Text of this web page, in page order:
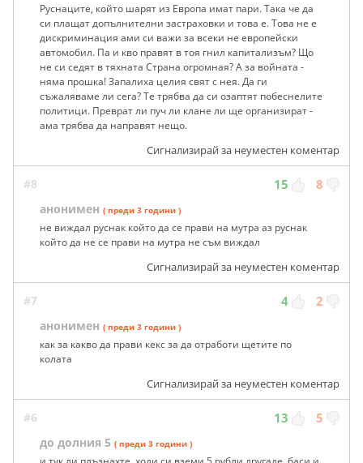
Руснаците, който шарят из Европа имат пари. Така че да
си плащат допълнителни застраховки и това е. Това не е
дискриминация ами си важи за всеки не европейски
автомобил. Па и кво правят в тоя гнил капитализъм? Що
не си седят в тяхната Страна огромная? А за войната -
няма прошка! Запалиха целия свят с нея. Да ги
съжаляваме ли сега? Те трябва да си озаптят побеснелите
политици. Преврат ли пуч ли клане ли ще организират -
ама трябва да направят нещо.
Сигнализирай за неуместен коментар
#8 15 8
анонимен ( преди 3 години )
не виждал руснак който да се прави на мутра аз руснак
който да не се прави на мутра не съм виждал
Сигнализирай за неуместен коментар
#7 4 2
анонимен ( преди 3 години )
как за какво да прави кекс за да отработи щетите по
колата
Сигнализирай за неуместен коментар
#6 13 5
до долния 5 ( преди 3 години )